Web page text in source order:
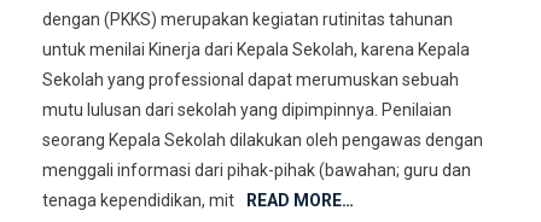
dengan (PKKS) merupakan kegiatan rutinitas tahunan
untuk menilai Kinerja dari Kepala Sekolah, karena Kepala
Sekolah yang professional dapat merumuskan sebuah
mutu lulusan dari sekolah yang dipimpinnya. Penilaian
seorang Kepala Sekolah dilakukan oleh pengawas dengan
menggali informasi dari pihak-pihak (bawahan; guru dan
tenaga kependidikan, mit
READ MORE…